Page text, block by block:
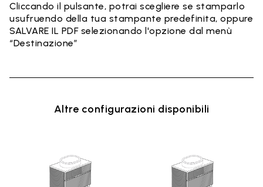
Cliccando il pulsante, potrai scegliere se stamparlo
usufruendo della tua stampante predefinita, oppure
SALVARE IL PDF selezionando l'opzione dal menù
“Destinazione”
Altre configurazioni disponibili